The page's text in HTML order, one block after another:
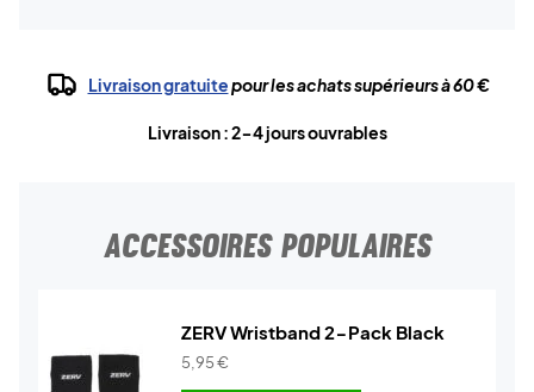
Livraison gratuitepour les achats supérieurs à 60 €
Livraison : 2-4 jours ouvrables
ACCESSOIRES POPULAIRES
ZERV Wristband 2-Pack Black
5,95€